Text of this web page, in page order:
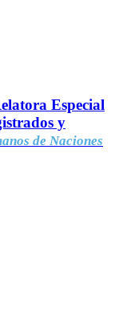
Especial
y
de Naciones